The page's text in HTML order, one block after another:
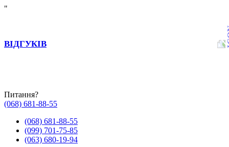
"
ВІДГУКІВ
Питання?
(068) 681-88-55
(068) 681-88-55
(099) 701-75-85
(063) 680-19-94